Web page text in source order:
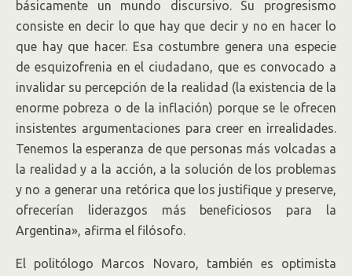
básicamente un mundo discursivo. Su progresismo
consiste en decir lo que hay que decir y no en hacer lo
que hay que hacer. Esa costumbre genera una especie
de esquizofrenia en el ciudadano, que es convocado a
invalidar su percepción de la realidad (la existencia de la
enorme pobreza o de la inflación) porque se le ofrecen
insistentes argumentaciones para creer en irrealidades.
Tenemos la esperanza de que personas más volcadas a
la realidad y a la acción, a la solución de los problemas
y no a generar una retórica que los justifique y preserve,
ofrecerían liderazgos más beneficiosos para la
Argentina», afirma el filósofo.
El politólogo Marcos Novaro, también es optimista